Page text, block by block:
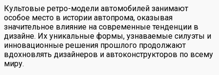
Культовые ретро-модели автомобилей занимают
особое место в истории автопрома, оказывая
значительное влияние на современные тенденции в
дизайне. Их уникальные формы, узнаваемые силуэты и
инновационные решения прошлого продолжают
вдохновлять дизайнеров и автоконструкторов по всему
миру.